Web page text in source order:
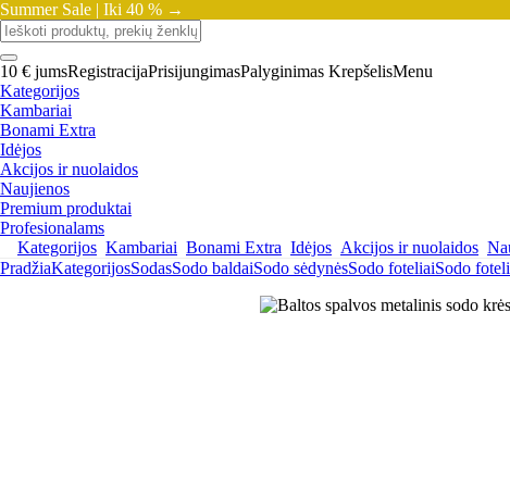
Summer Sale | Iki 40 % →
10 € jumsRegistracijaPrisijungimasPalyginimas KrepšelisMenu
Kategorijos
Kambariai
Bonami Extra
Idėjos
Akcijos ir nuolaidos
Naujienos
Premium produktai
Profesionalams
Kategorijos Kambariai Bonami Extra Idėjos Akcijos ir nuolaidos
PradžiaKategorijosSodasSodo baldaiSodo sėdynėsSodo foteliaiSodo